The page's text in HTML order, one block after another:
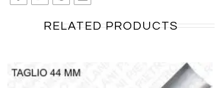
RELATED PRODUCTS